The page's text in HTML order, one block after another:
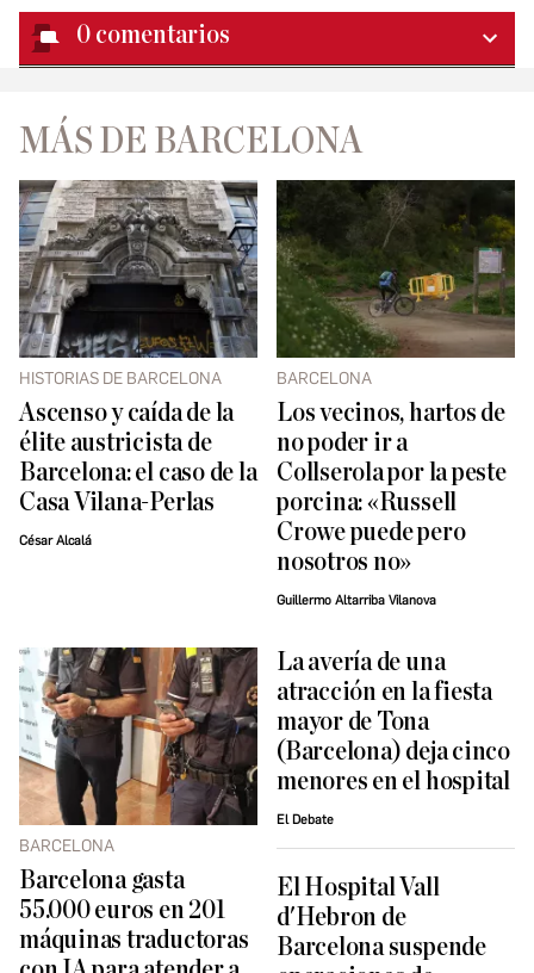
0 comentarios
MÁS DE BARCELONA
HISTORIAS DE BARCELONA
Ascenso y caída de la
élite austricista de
Barcelona: el caso de la
Casa Vilana-Perlas
César Alcalá
BARCELONA
Los vecinos, hartos de
no poder ir a
Collserola por la peste
porcina: «Russell
Crowe puede pero
nosotros no»
Guillermo Altarriba Vilanova
BARCELONA
Barcelona gasta
55.000 euros en 201
máquinas traductoras
La avería de una
atracción en la fiesta
mayor de Tona
(Barcelona) deja cinco
menores en el hospital
El Debate
El Hospital Vall
d'Hebron de
Barcelona suspende